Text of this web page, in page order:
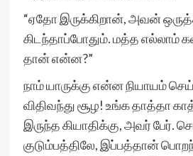
“ஏதோ இருக்கிறான், அவன்
கிடந்தாப்போதும். மத்த எல்லாம்
தான் என்ன?”
நாம் யாருக்கு என்ன நியாயம்
விதிவந்து சூழ! உங்க தாத்தா
இருந்த கியாதிக்கு, அவர் பேர்.
குடும்பத்திலே, இப்பத்தான்